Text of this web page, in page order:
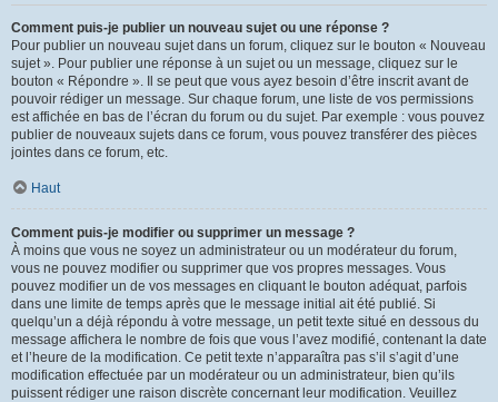
Comment puis-je publier un nouveau sujet ou une réponse ?
Pour publier un nouveau sujet dans un forum, cliquez sur le bouton « Nouveau
sujet ». Pour publier une réponse à un sujet ou un message, cliquez sur le
bouton « Répondre ». Il se peut que vous ayez besoin d’être inscrit avant de
pouvoir rédiger un message. Sur chaque forum, une liste de vos permissions
est affichée en bas de l’écran du forum ou du sujet. Par exemple : vous pouvez
publier de nouveaux sujets dans ce forum, vous pouvez transférer des pièces
jointes dans ce forum, etc.
Haut
Comment puis-je modifier ou supprimer un message ?
À moins que vous ne soyez un administrateur ou un modérateur du forum,
vous ne pouvez modifier ou supprimer que vos propres messages. Vous
pouvez modifier un de vos messages en cliquant le bouton adéquat, parfois
dans une limite de temps après que le message initial ait été publié. Si
quelqu’un a déjà répondu à votre message, un petit texte situé en dessous du
message affichera le nombre de fois que vous l’avez modifié, contenant la date
et l’heure de la modification. Ce petit texte n’apparaîtra pas s’il s’agit d’une
modification effectuée par un modérateur ou un administrateur, bien qu’ils
puissent rédiger une raison discrète concernant leur modification. Veuillez